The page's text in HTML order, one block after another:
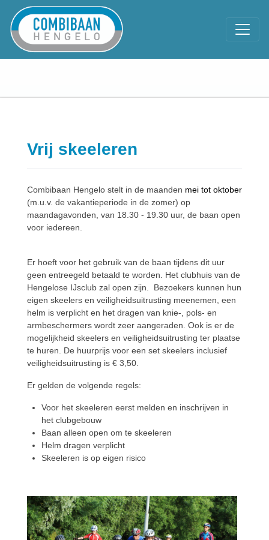
Vrij skeeleren
Combibaan Hengelo stelt in de maanden mei tot oktober
(m.u.v. de vakantieperiode in de zomer) op
maandagavonden, van 18.30 - 19.30 uur, de baan open
voor iedereen.
Er hoeft voor het gebruik van de baan tijdens dit uur
geen entreegeld betaald te worden. Het clubhuis van de
Hengelose IJsclub zal open zijn. Bezoekers kunnen hun
eigen skeelers en veiligheidsuitrusting meenemen, een
helm is verplicht en het dragen van knie-, pols- en
armbeschermers wordt zeer aangeraden. Ook is er de
mogelijkheid skeelers en veiligheidsuitrusting ter plaatse
te huren. De huurprijs voor een set skeelers inclusief
veiligheidsuitrusting is € 3,50.
Er gelden de volgende regels:
Voor het skeeleren eerst melden en inschrijven in
het clubgebouw
Baan alleen open om te skeeleren
Helm dragen verplicht
Skeeleren is op eigen risico